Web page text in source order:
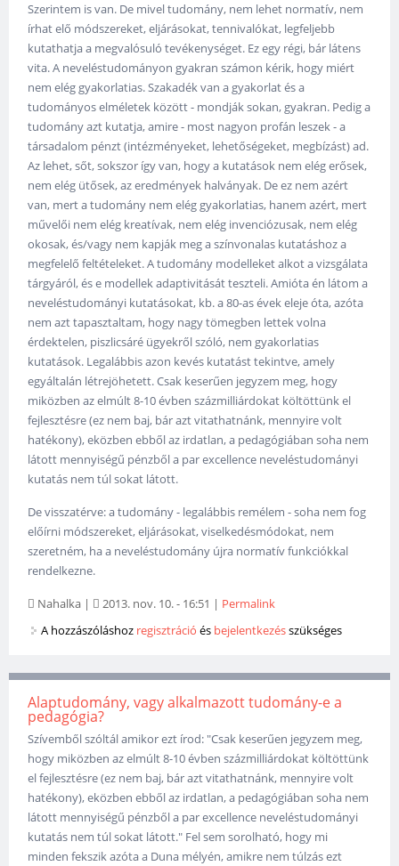
Szerintem is van. De mivel tudomány, nem lehet normatív, nem
írhat elő módszereket, eljárásokat, tennivalókat, legfeljebb
kutathatja a megvalósuló tevékenységet. Ez egy régi, bár látens
vita. A neveléstudományon gyakran számon kérik, hogy miért
nem elég gyakorlatias. Szakadék van a gyakorlat és a
tudományos elméletek között - mondják sokan, gyakran. Pedig a
tudomány azt kutatja, amire - most nagyon profán leszek - a
társadalom pénzt (intézményeket, lehetőségeket, megbízást) ad.
Az lehet, sőt, sokszor így van, hogy a kutatások nem elég erősek,
nem elég ütősek, az eredmények halványak. De ez nem azért
van, mert a tudomány nem elég gyakorlatias, hanem azért, mert
művelői nem elég kreatívak, nem elég invenciózusak, nem elég
okosak, és/vagy nem kapják meg a színvonalas kutatáshoz a
megfelelő feltételeket. A tudomány modelleket alkot a vizsgálata
tárgyáról, és e modellek adaptivitását teszteli. Amióta én látom a
neveléstudományi kutatásokat, kb. a 80-as évek eleje óta, azóta
nem azt tapasztaltam, hogy nagy tömegben lettek volna
érdektelen, piszlicsáré ügyekről szóló, nem gyakorlatias
kutatások. Legalábbis azon kevés kutatást tekintve, amely
egyáltalán létrejöhetett. Csak keserűen jegyzem meg, hogy
miközben az elmúlt 8-10 évben százmilliárdokat költöttünk el
fejlesztésre (ez nem baj, bár azt vitathatnánk, mennyire volt
hatékony), eközben ebből az irdatlan, a pedagógiában soha nem
látott mennyiségű pénzből a par excellence neveléstudományi
kutatás nem túl sokat látott.
De visszatérve: a tudomány - legalábbis remélem - soha nem fog
előírni módszereket, eljárásokat, viselkedésmódokat, nem
szeretném, ha a neveléstudomány újra normatív funkciókkal
rendelkezne.
Nahalka | 2013. nov. 10. - 16:51 | Permalink
A hozzászóláshoz regisztráció és bejelentkezésszükséges
Alaptudomány, vagy alkalmazott tudomány-e a
pedagógia?
Szívemből szóltál amikor ezt írod: "Csak keserűen jegyzem meg,
hogy miközben az elmúlt 8-10 évben százmilliárdokat költöttünk
el fejlesztésre (ez nem baj, bár azt vitathatnánk, mennyire volt
hatékony), eközben ebből az irdatlan, a pedagógiában soha nem
látott mennyiségű pénzből a par excellence neveléstudományi
kutatás nem túl sokat látott." Fel sem sorolható, hogy mi
minden fekszik azóta a Duna mélyén, amikre nem túlzás ezt